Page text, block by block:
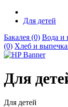
Для детей
Бакалея (0) Вода и
(0) Хлеб и
Для
Для детей